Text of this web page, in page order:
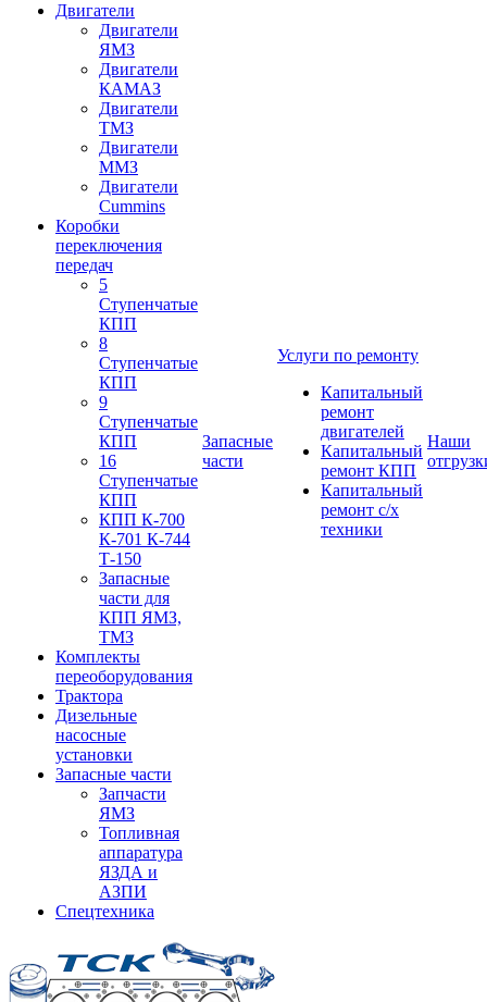
Двигатели
Двигатели
ЯМЗ
Двигатели
КАМАЗ
Двигатели
ТМЗ
Двигатели
ММЗ
Двигатели
Cummins
Коробки
переключения
передач
5
Ступенчатые
КПП
8
Ступенчатые
КПП
9
Ступенчатые
КПП
16
Ступенчатые
КПП
КПП К-700
К-701 К-744
Т-150
Запасные
части для
КПП ЯМЗ,
ТМЗ
Комплекты
переоборудования
Трактора
Дизельные
насосные
установки
Запасные части
Запчасти
ЯМЗ
Топливная
аппаратура
ЯЗДА и
АЗПИ
Спецтехника
Запасные
части
Услуги по ремонту
Капитальный
ремонт
двигателей
Капитальный
ремонт КПП
Капитальный
ремонт с/х
техники
Наши